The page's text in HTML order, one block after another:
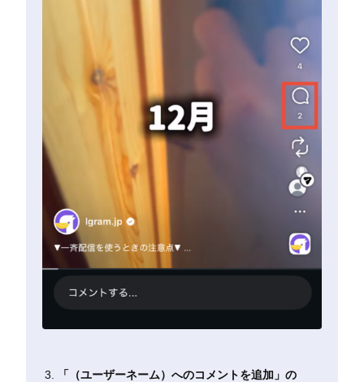
「（ユーザーネーム）へのコメントを追加」の